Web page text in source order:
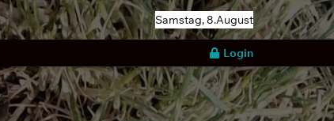
Samstag, 8.August
Login